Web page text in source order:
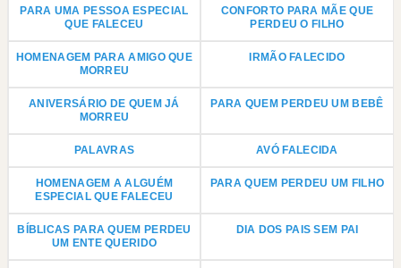
PARA UMA PESSOA ESPECIAL
QUE FALECEU
CONFORTO PARA MÃE QUE
PERDEU O FILHO
HOMENAGEM PARA AMIGO QUE
MORREU
IRMÃO FALECIDO
ANIVERSÁRIO DE QUEM JÁ
MORREU
PARA QUEM PERDEU UM BEBÊ
PALAVRAS AVÓ FALECIDA
HOMENAGEM A ALGUÉM
ESPECIAL QUE FALECEU
PARA QUEM PERDEU UM FILHO
BÍBLICAS PARA QUEM PERDEU
UM ENTE QUERIDO
DIA DOS PAIS SEM PAI